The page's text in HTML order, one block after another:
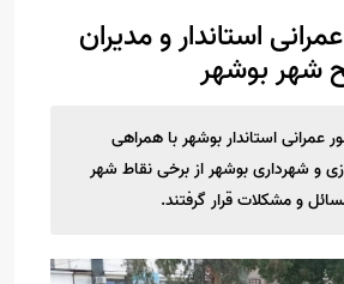
استاندار و مدیران
شهر بوشهر
عمرانی استاندار بوشهر با همراهی
و شهرداری بوشهر از برخی نقاط شهر
و مشکلات قرار گرفتند.